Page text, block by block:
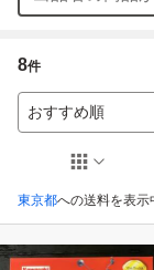
レームを申し出る方　
8件
おすすめ順
東京都への送料を表示